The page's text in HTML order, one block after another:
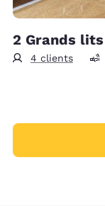
2 Grands lits
4 clients